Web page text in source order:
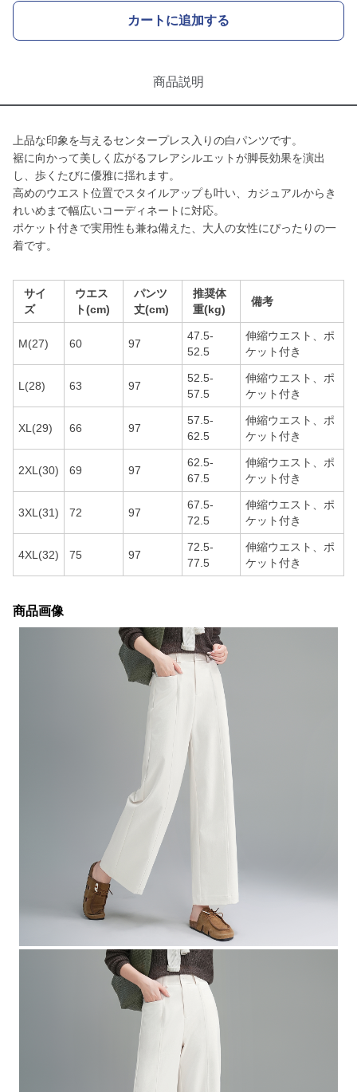
カートに追加する
商品説明
上品な印象を与えるセンタープレス入りの白パンツです。
裾に向かって美しく広がるフレアシルエットが脚長効果を演出
し、歩くたびに優雅に揺れます。
高めのウエスト位置でスタイルアップも叶い、カジュアルからき
れいめまで幅広いコーディネートに対応。
ポケット付きで実用性も兼ね備えた、大人の女性にぴったりの一
着です。
サイ
ズ
ウエス
ト(cm)
パンツ
丈(cm)
推奨体
重(kg)
備考
M(27) 60 97
47.5-
52.5
伸縮ウエスト、ポ
ケット付き
L(28) 63 97
52.5-
57.5
伸縮ウエスト、ポ
ケット付き
XL(29) 66 97
57.5-
62.5
伸縮ウエスト、ポ
ケット付き
2XL(30) 69 97
62.5-
67.5
伸縮ウエスト、ポ
ケット付き
3XL(31) 72 97
67.5-
72.5
伸縮ウエスト、ポ
ケット付き
4XL(32) 75 97
72.5-
77.5
伸縮ウエスト、ポ
ケット付き
商品画像